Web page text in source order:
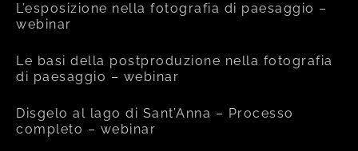
L’esposizione nella fotografia di paesaggio –
webinar
Le basi della postproduzione nella fotografia
di paesaggio – webinar
Disgelo al lago di Sant’Anna – Processo
completo – webinar